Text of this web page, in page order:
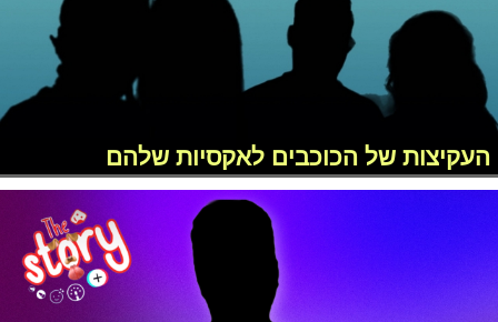
העקיצות של הכוכבים לאקסיות שלהם